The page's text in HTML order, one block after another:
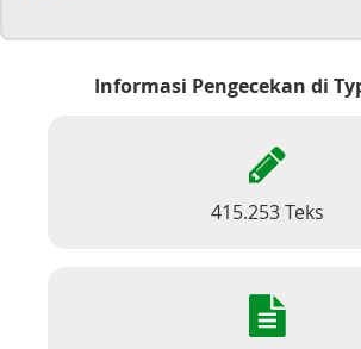
Informasi Pengecekan di
415.253 Teks